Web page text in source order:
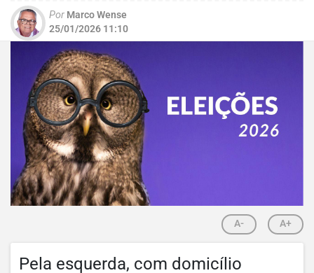
Por Marco Wense
25/01/2026 11:10
A- A+
Pela esquerda, com domicílio